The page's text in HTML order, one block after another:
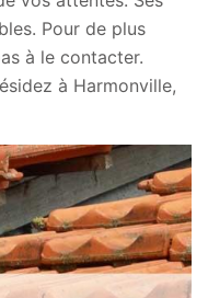
Pour de plus
à le contacter.
à Harmonville,